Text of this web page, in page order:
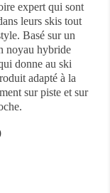
expert qui sont
leurs skis tout
Basé sur un
noyau hybride
donne au ski
adapté à la
sur piste et sur